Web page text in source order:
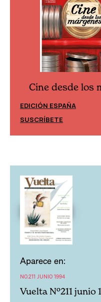
Cine desde los
EDICIÓN ESPAÑA
SUSCRÍBETE
Aparece en:
NO.211 JUNIO 1994
Vuelta Nº211 junio